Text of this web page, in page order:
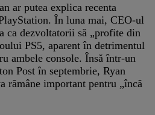
ar putea explica recenta
În luna mai, CEO-ul
ca dezvoltatorii să „profite din
PS5, aparent în detrimentul
ambele console. Însă într-un
Post în septembrie, Ryan
rămâne important pentru „încă